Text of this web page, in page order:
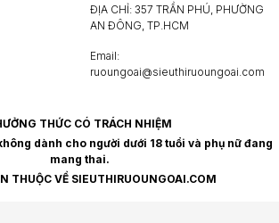
ĐỊA CHỈ: 357 TRẦN PHÚ, PHƯỜNG
AN ĐÔNG, TP.HCM
Email:
ruoungoai@sieuthiruoungoai.com
THỨC CÓ TRÁCH NHIỆM
dành cho người dưới 18 tuổi và phụ nữ đang
mang thai.
THUỘC VỀ SIEUTHIRUOUNGOAI.COM